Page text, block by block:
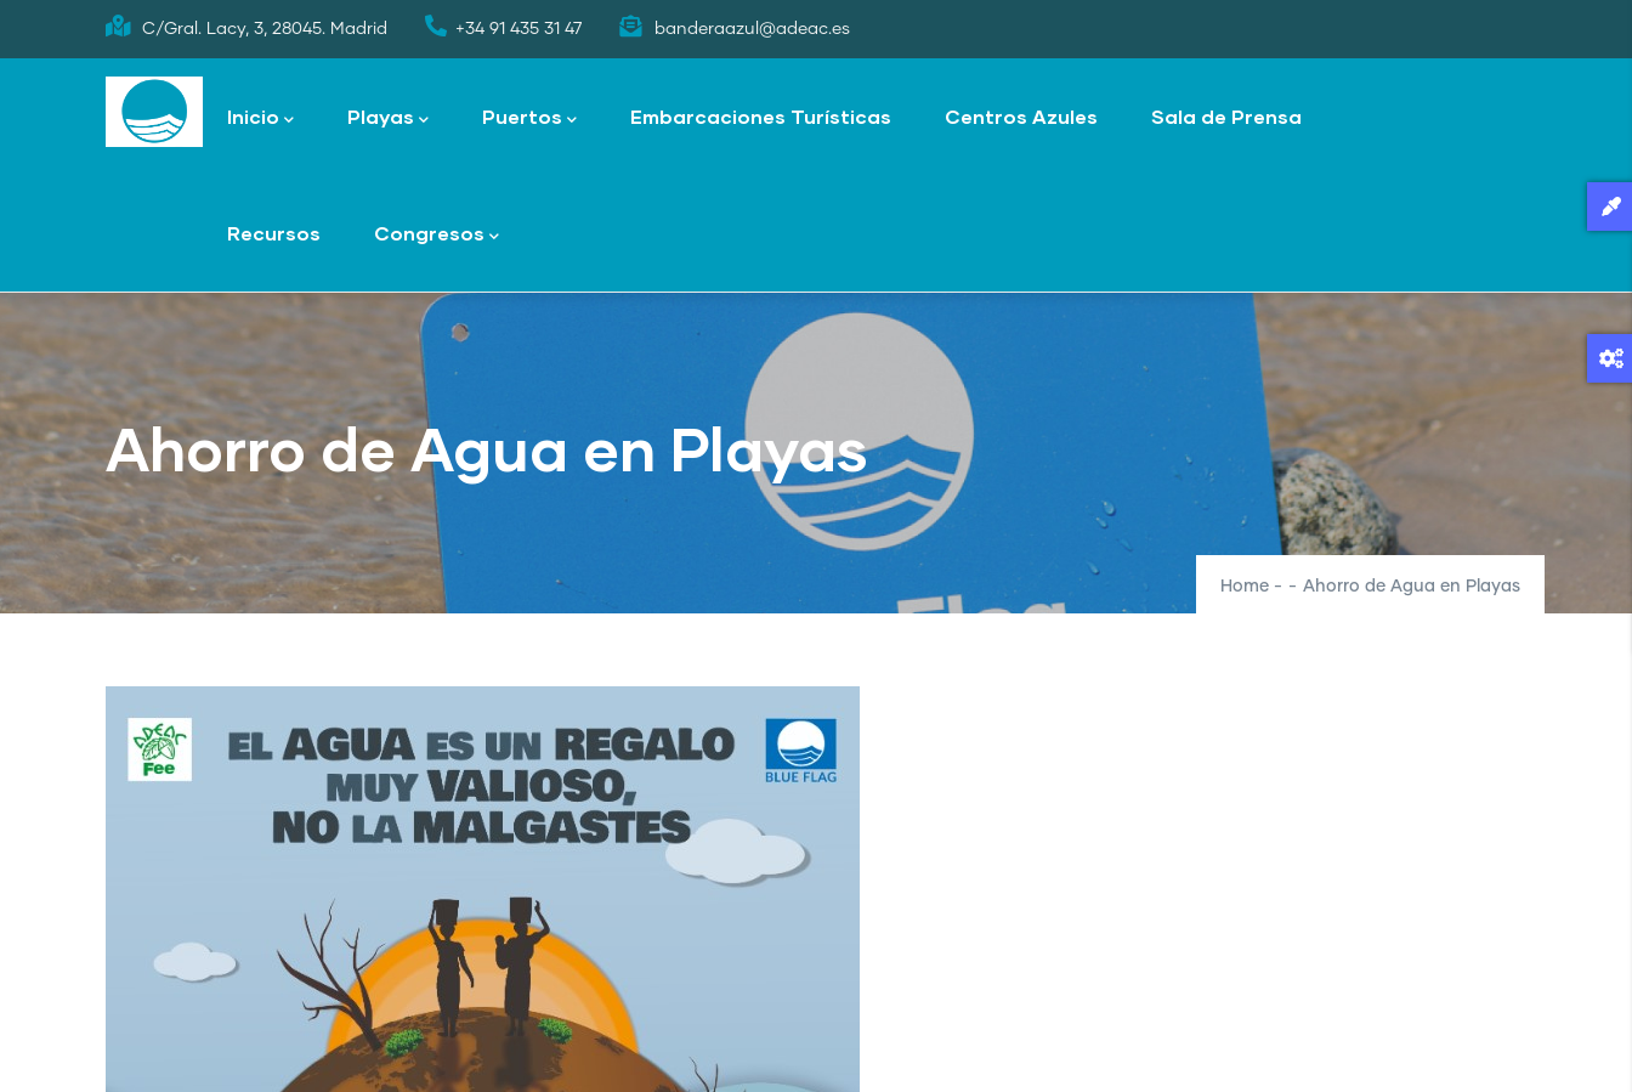
to
C/Gral. Lacy, 3, 28045. Madrid +34 91 435 31 47 banderaazul@adeac.es
navigation
Inicio Playas Puertos Embarcaciones Turísticas Centros Azules Sala de Prensa
Recursos Congresos
Ahorro de Agua en Playas
Home - - Ahorro de Agua en Playas